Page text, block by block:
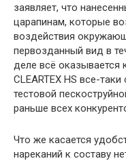
заявляет, что
царапинам, которые
воздействия
первозданный вид в
деле всё оказывается
CLEARTEX HS все-
тестовой
раньше всех
Что же касается
нареканий к составу